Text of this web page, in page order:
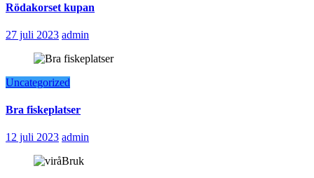
Rödakorset kupan
27 juli 2023 admin
Uncategorized
Bra fiskeplatser
12 juli 2023 admin